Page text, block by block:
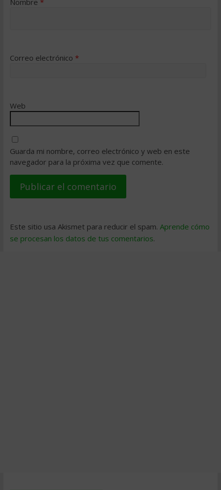
Correo electrónico *
Web
Guarda mi nombre, correo electrónico y web en este
navegador para la próxima vez que comente.
Este sitio usa Akismet para reducir el spam. Aprende cómo
se procesan los datos de tus comentarios.